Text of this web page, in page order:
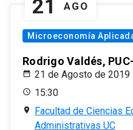
21 AGO
Microeconomía
Rodrigo Valdés,
21 de Agosto de 2019
15:30
Facultad de Ciencias
Administrativas UC